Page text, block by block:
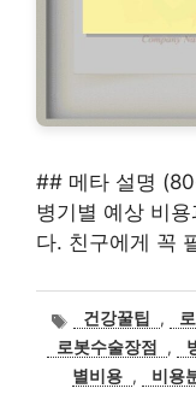
## 메타 설명
병기별 예상 비
다. 친구에게 꼭
태
그
건강꿀팁 ,
로봇수술장점
,
별비용 , 비용